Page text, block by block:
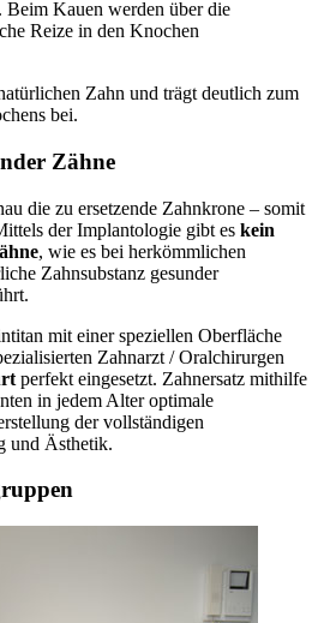
Kauen werden über die
Reize in den Knochen
Zahn und trägt deutlich zum
bei.
Zähne
die zu ersetzende Zahnkrone – somit
der Implantologie gibt es kein
, wie es bei herkömmlichen
Zahnsubstanz gesunder
mit einer speziellen Oberfläche
Zahnarzt / Oralchirurgen
perfekt eingesetzt. Zahnersatz mithilfe
in jedem Alter optimale
der vollständigen
und Ästhetik.